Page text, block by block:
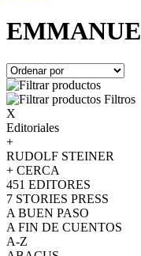
Filtros
X
Editoriales
+
RUDOLF STEINER
+ CERCA
451 EDITORES
7 STORIES PRESS
A BUEN PASO
A FIN DE CUENTOS
A-Z